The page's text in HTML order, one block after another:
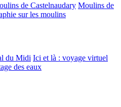
de Castelnaudary Moulins de
sur les moulins
du Midi Ici et là : voyage virtuel
des eaux